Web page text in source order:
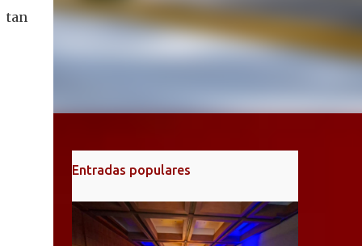
tan
Entradas populares